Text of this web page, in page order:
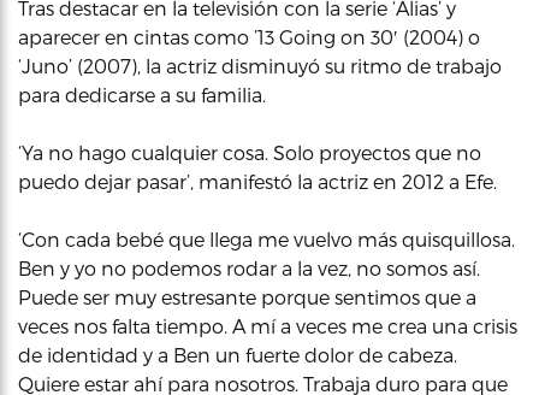
Tras destacar en la televisión con la serie ‘Alias’ y
aparecer en cintas como ’13 Going on 30′ (2004) o
‘Juno’ (2007), la actriz disminuyó su ritmo de trabajo
para dedicarse a su familia.
‘Ya no hago cualquier cosa. Solo proyectos que no
puedo dejar pasar’, manifestó la actriz en 2012 a Efe.
‘Con cada bebé que llega me vuelvo más quisquillosa.
Ben y yo no podemos rodar a la vez, no somos así.
Puede ser muy estresante porque sentimos que a
veces nos falta tiempo. A mí a veces me crea una crisis
de identidad y a Ben un fuerte dolor de cabeza.
Quiere estar ahí para nosotros. Trabaja duro para que